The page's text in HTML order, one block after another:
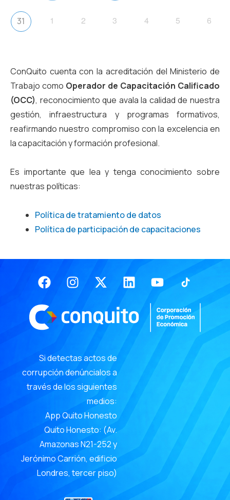
31 1 2 3 4 5 6
ConQuito cuenta con la acreditación del Ministerio de
Trabajo como Operador de Capacitación Calificado
(OCC), reconocimiento que avala la calidad de nuestra
gestión, infraestructura y programas formativos,
reafirmando nuestro compromiso con la excelencia en
la capacitación y formación profesional.
Es importante que lea y tenga conocimiento sobre
nuestras políticas:
Política de tratamiento de datos
Política de participación de capacitaciones
FacebookInstagram
X-
twitter
LinkedinYoutube
Si detectas actos de
corrupción denúncialos a
través de los siguientes
medios:
App Quito Honesto
Quito Honesto: (Av.
Amazonas N21-252 y
Jerónimo Carrión, edificio
Londres, tercer piso)